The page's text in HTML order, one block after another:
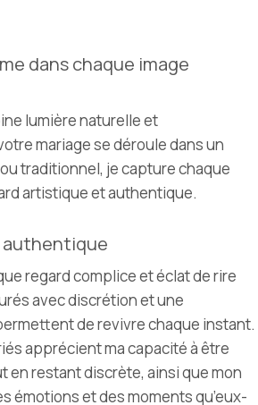
dans chaque image
lumière naturelle et
mariage se déroule dans un
traditionnel, je capture chaque
artistique et authentique.
authentique
regard complice et éclat de rire
avec discrétion et une
de revivre chaque instant.
apprécient ma capacité à être
en restant discrète, ainsi que mon
émotions et des moments qu’eux-